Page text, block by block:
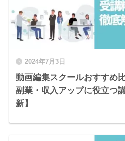
2024年7月3日
動画編集スクールおすすめ
副業・収入アップに役立つ
新】